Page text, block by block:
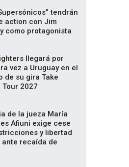
tendrán
action con Jim
como protagonista
llegará por
vez a Uruguay en el
de su gira Take
Tour 2027
de la jueza María
Afiuni exige cese
y libertad
ante recaída de